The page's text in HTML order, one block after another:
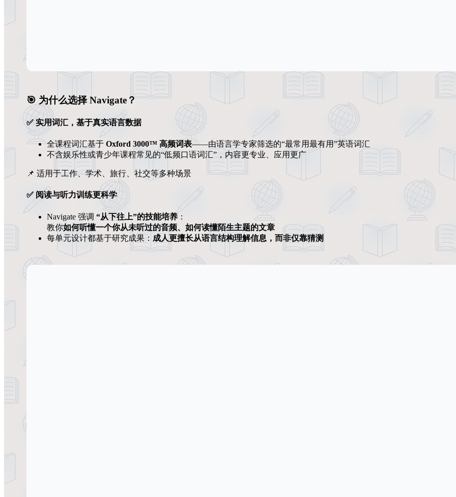
🎯 为什么选择 Navigate？
✅ 实用词汇，基于真实语言数据
全课程词汇基于 Oxford 3000™ 高频词表——由语言学专家筛选的“最常用最有用”英语词汇
不含娱乐性或青少年课程常见的“低频口语词汇”，内容更专业、应用更广
📌 适用于工作、学术、旅行、社交等多种场景
✅ 阅读与听力训练更科学
Navigate 强调 “从下往上”的技能培养：
教你如何听懂一个你从未听过的音频、如何读懂陌生主题的文章
每单元设计都基于研究成果： 成人更擅长从语言结构理解信息，而非仅靠猜测